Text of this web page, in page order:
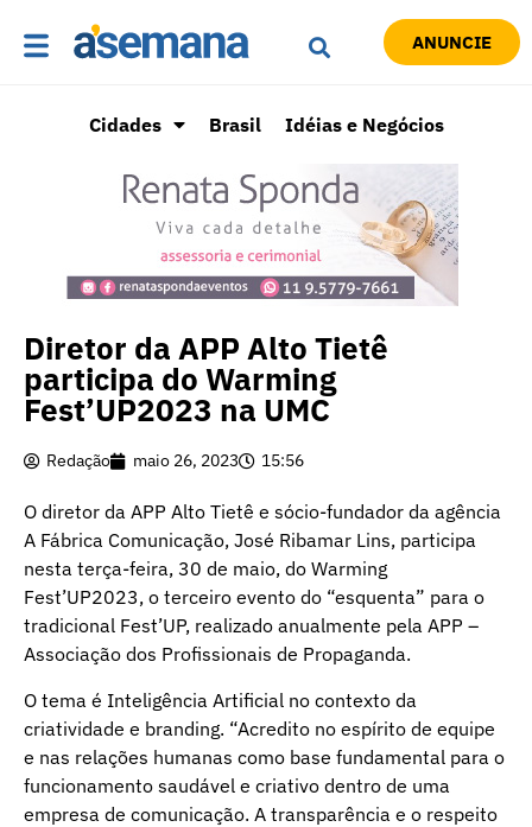
ANUNCIE
Cidades Brasil Idéias e Negócios
Diretor da APP Alto Tietê
participa do Warming
Fest’UP2023 na UMC
Redação maio 26, 2023 15:56
O diretor da APP Alto Tietê e sócio-fundador da agência
A Fábrica Comunicação, José Ribamar Lins, participa
nesta terça-feira, 30 de maio, do Warming
Fest’UP2023, o terceiro evento do “esquenta” para o
tradicional Fest’UP, realizado anualmente pela APP –
Associação dos Profissionais de Propaganda.
O tema é Inteligência Artificial no contexto da
criatividade e branding. “Acredito no espírito de equipe
e nas relações humanas como base fundamental para o
funcionamento saudável e criativo dentro de uma
empresa de comunicação. A transparência e o respeito